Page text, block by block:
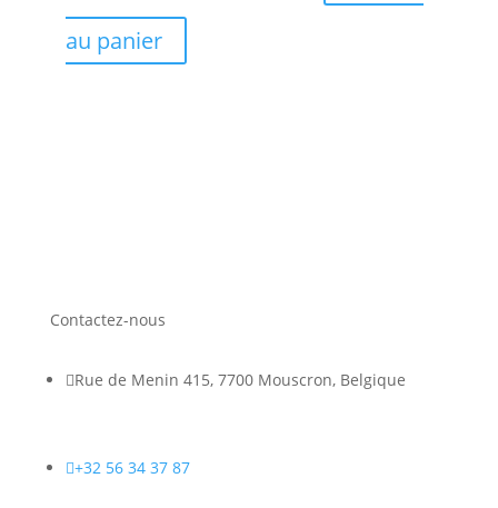
au panier
Contactez-nous
Rue de Menin 415, 7700 Mouscron, Belgique
+32 56 34 37 87